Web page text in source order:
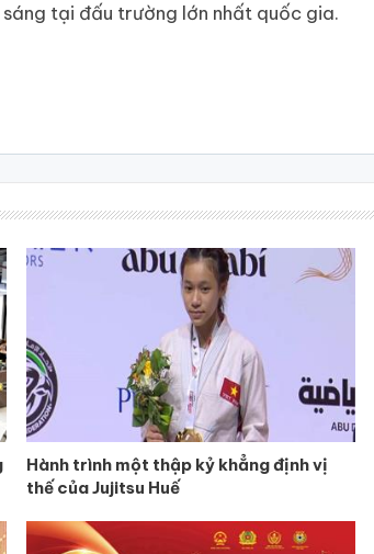
tại đấu trường lớn nhất quốc gia.
Hành trình một thập kỷ khẳng định vị
thế của Jujitsu Huế